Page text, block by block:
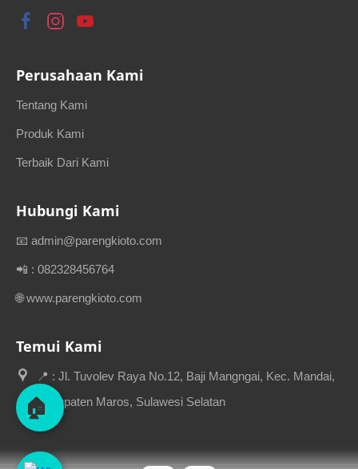
🏠
Perusahaan Kami
Tentang Kami
Produk Kami
Terbaik Dari Kami
Hubungi Kami
📧 admin@parengkioto.com
📲 : 082328456764
🌐 www.parengkioto.com
Temui Kami
📍 : Jl. Tuvolev Raya No.12, Baji Mangngai, Kec. Mandai,
Kabupaten Maros, Sulawesi Selatan